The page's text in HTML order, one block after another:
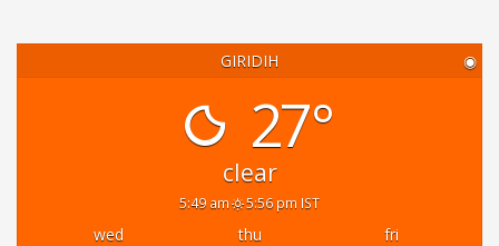
GIRIDIH ◉
27°
clear
5:49 am 5:56 pm IST
wed thu
fri